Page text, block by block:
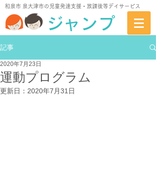
​和泉市 泉大津市の児童発達支援・放課後等デイサービス
ジャンプ
記事
運動プログラム
2020年7月23日
更新日： 2020年7月31日